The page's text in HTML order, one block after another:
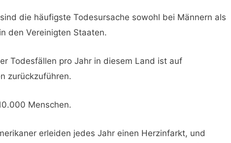
die häufigste Todesursache sowohl bei Männern als
den Vereinigten Staaten.
Todesfällen pro Jahr in diesem Land ist auf
zurückzuführen.
Menschen.
erleiden jedes Jahr einen Herzinfarkt, und